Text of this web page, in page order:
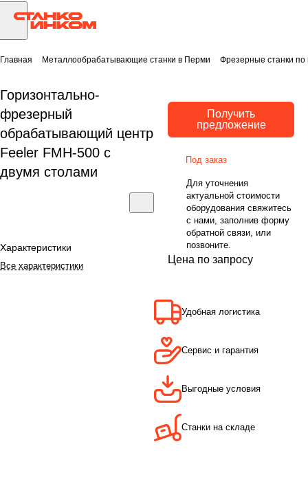
Главная Металлообрабатывающие станки в Перми Фрезерные станки
Горизонтально-
фрезерный
обрабатывающий центр
Feeler FMH-500 с
двумя столами
Характеристики
Все характеристики
Получить
предложение
Под заказ
Для уточнения
актуальной стоимости
оборудования свяжитесь
с нами, заполнив форму
обратной связи, или
позвоните.
Цена по запросу
Удобная логистика
Сервис и гарантия
Выгодные условия
Станки на складе